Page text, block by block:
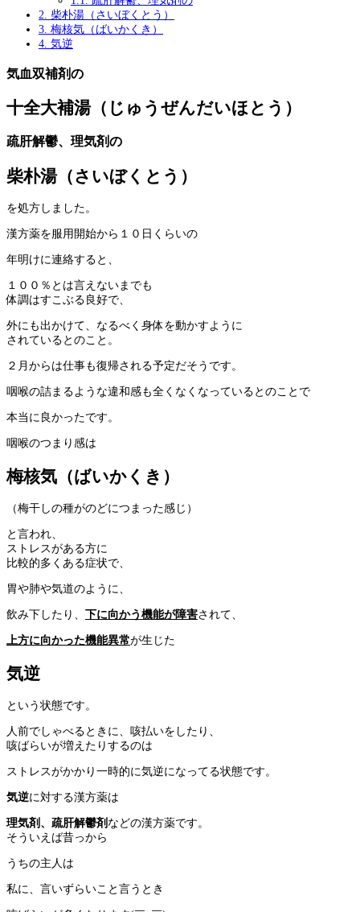
2. 柴朴湯（さいぼくとう）
3. 梅核気（ばいかくき）
4. 気逆
気血双補剤の
十全大補湯（じゅうぜんだいほとう）
疏肝解鬱、理気剤の
柴朴湯（さいぼくとう）
を処方しました。
漢方薬を服用開始から１０日くらいの
年明けに連絡すると、
１００％とは言えないまでも
体調はすこぶる良好で、
外にも出かけて、なるべく身体を動かすように
されているとのこと。
２月からは仕事も復帰される予定だそうです。
咽喉の詰まるような違和感も全くなくなっているとのことで
本当に良かったです。
咽喉のつまり感は
梅核気（ばいかくき）
（梅干しの種がのどにつまった感じ）
と言われ、
ストレスがある方に
比較的多くある症状で、
胃や肺や気道のように、
飲み下したり、 下に向かう機能が障害されて、
上方に向かった機能異常が生じた
気逆
という状態です。
人前でしゃべるときに、咳払いをしたり、
咳ばらいが増えたりするのは
ストレスがかかり一時的に気逆になってる状態です。
気逆に対する漢方薬は
理気剤、疏肝解鬱剤 などの漢方薬です。
そういえば昔っから
うちの主人は
私に、言いずらいこと言うとき